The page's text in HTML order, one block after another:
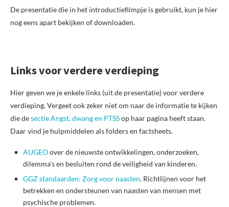
De presentatie die in het introductiefilmpje is gebruikt, kun je hier
nog eens apart bekijken of downloaden.
Links voor verdere verdieping
Hier geven we je enkele links (uit de presentatie) voor verdere
verdieping. Vergeet ook zeker niet om naar de informatie te kijken
die desectie Angst, dwang en PTSSop haar pagina heeft staan.
Daar vind je hulpmiddelen als folders en factsheets.
AUGEOover de nieuwste ontwikkelingen, onderzoeken,
dilemma’s en besluiten rond de veiligheid van kinderen.
GGZ standaarden: Zorg voor naasten. Richtlijnen voor het
betrekken en ondersteunen van naasten van mensen met
psychische problemen.